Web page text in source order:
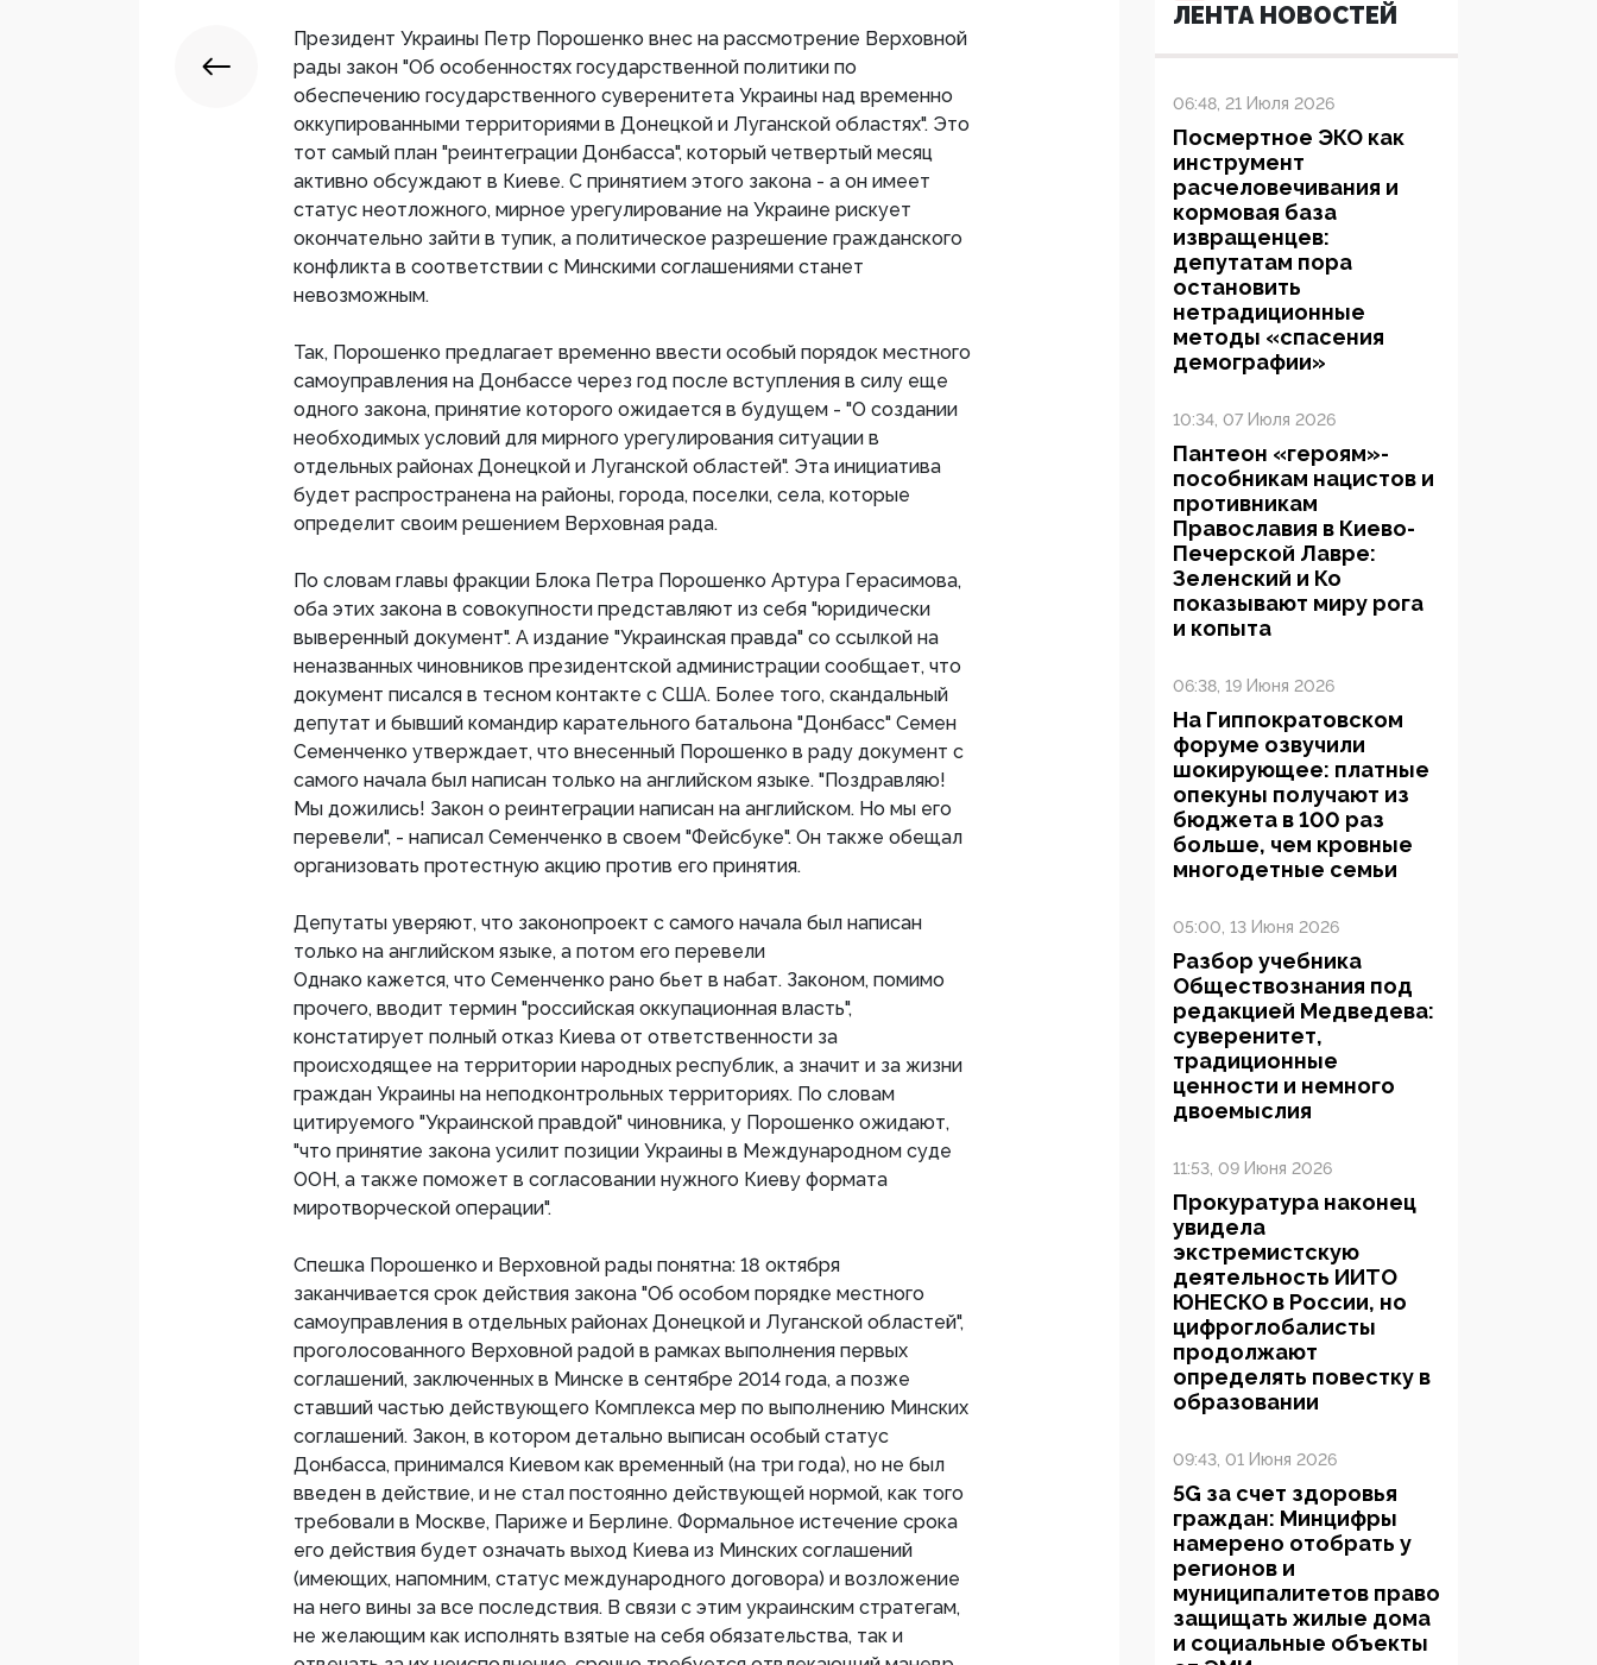
Президент Украины Петр Порошенко внес на рассмотрение Верховной
рады закон "Об особенностях государственной политики по
обеспечению государственного суверенитета Украины над временно
оккупированными территориями в Донецкой и Луганской областях". Это
тот самый план "реинтеграции Донбасса", который четвертый месяц
активно обсуждают в Киеве. С принятием этого закона - а он имеет
статус неотложного, мирное урегулирование на Украине рискует
окончательно зайти в тупик, а политическое разрешение гражданского
конфликта в соответствии с Минскими соглашениями станет
невозможным.
Так, Порошенко предлагает временно ввести особый порядок местного
самоуправления на Донбассе через год после вступления в силу еще
одного закона, принятие которого ожидается в будущем - "О создании
необходимых условий для мирного урегулирования ситуации в
отдельных районах Донецкой и Луганской областей". Эта инициатива
будет распространена на районы, города, поселки, села, которые
определит своим решением Верховная рада.
По словам главы фракции Блока Петра Порошенко Артура Герасимова,
оба этих закона в совокупности представляют из себя "юридически
выверенный документ". А издание "Украинская правда" со ссылкой на
неназванных чиновников президентской администрации сообщает, что
документ писался в тесном контакте с США. Более того, скандальный
депутат и бывший командир карательного батальона "Донбасс" Семен
Семенченко утверждает, что внесенный Порошенко в раду документ с
самого начала был написан только на английском языке. "Поздравляю!
Мы дожились! Закон о реинтеграции написан на английском. Но мы его
перевели", - написал Семенченко в своем "Фейсбуке". Он также обещал
организовать протестную акцию против его принятия.
Депутаты уверяют, что законопроект с самого начала был написан
только на английском языке, а потом его перевели
Однако кажется, что Семенченко рано бьет в набат. Законом, помимо
прочего, вводит термин "российская оккупационная власть",
констатирует полный отказ Киева от ответственности за
происходящее на территории народных республик, а значит и за жизни
граждан Украины на неподконтрольных территориях. По словам
цитируемого "Украинской правдой" чиновника, у Порошенко ожидают,
"что принятие закона усилит позиции Украины в Международном суде
ООН, а также поможет в согласовании нужного Киеву формата
миротворческой операции".
Спешка Порошенко и Верховной рады понятна: 18 октября
заканчивается срок действия закона "Об особом порядке местного
самоуправления в отдельных районах Донецкой и Луганской областей",
проголосованного Верховной радой в рамках выполнения первых
соглашений, заключенных в Минске в сентябре 2014 года, а позже
ставший частью действующего Комплекса мер по выполнению Минских
соглашений. Закон, в котором детально выписан особый статус
Донбасса, принимался Киевом как временный (на три года), но не был
введен в действие, и не стал постоянно действующей нормой, как того
требовали в Москве, Париже и Берлине. Формальное истечение срока
его действия будет означать выход Киева из Минских соглашений
(имеющих, напомним, статус международного договора) и возложение
на него вины за все последствия. В связи с этим украинским стратегам,
не желающим как исполнять взятые на себя обязательства, так и
ЛЕНТА НОВОСТЕЙ
06:48, 21 Июля 2026
Посмертное ЭКО как
инструмент
расчеловечивания и
кормовая база
извращенцев:
депутатам пора
остановить
нетрадиционные
методы «спасения
демографии»
10:34, 07 Июля 2026
Пантеон «героям»-
пособникам нацистов и
противникам
Православия в Киево-
Печерской Лавре:
Зеленский и Ко
показывают миру рога
и копыта
06:38, 19 Июня 2026
На Гиппократовском
форуме озвучили
шокирующее: платные
опекуны получают из
бюджета в 100 раз
больше, чем кровные
многодетные семьи
05:00, 13 Июня 2026
Разбор учебника
Обществознания под
редакцией Медведева:
суверенитет,
традиционные
ценности и немного
двоемыслия
11:53, 09 Июня 2026
Прокуратура наконец
увидела
экстремистскую
деятельность ИИТО
ЮНЕСКО в России, но
цифроглобалисты
продолжают
определять повестку в
образовании
09:43, 01 Июня 2026
5G за счет здоровья
граждан: Минцифры
намерено отобрать у
регионов и
муниципалитетов право
защищать жилые дома
и социальные объекты